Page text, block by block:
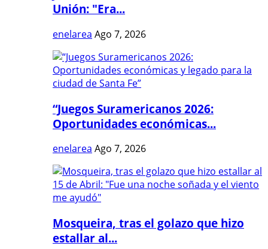
Unión: "Era...
enelarea Ago 7, 2026
“Juegos Suramericanos 2026:
Oportunidades económicas...
enelarea Ago 7, 2026
Mosqueira, tras el golazo que hizo
estallar al...